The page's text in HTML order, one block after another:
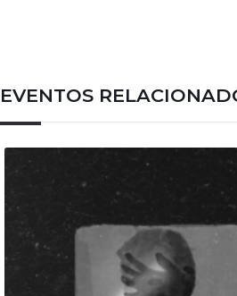
EVENTOS